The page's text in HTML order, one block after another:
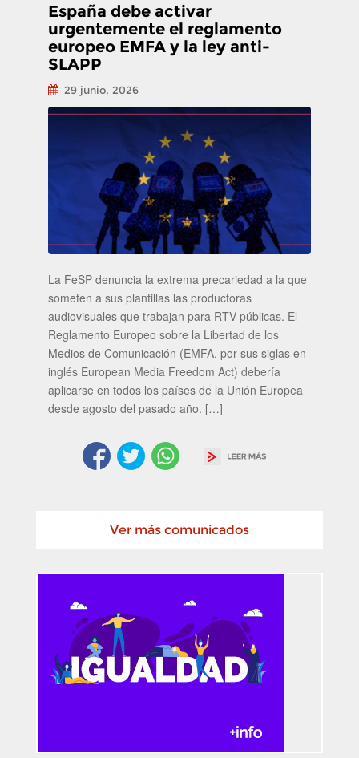
España debe activar
urgentemente el reglamento
europeo EMFA y la ley anti-
SLAPP
29 junio, 2026
La FeSP denuncia la extrema precariedad a la que
someten a sus plantillas las productoras
audiovisuales que trabajan para RTV públicas. El
Reglamento Europeo sobre la Libertad de los
Medios de Comunicación (EMFA, por sus siglas en
inglés European Media Freedom Act) debería
aplicarse en todos los países de la Unión Europea
desde agosto del pasado año. […]
Ver más comunicados